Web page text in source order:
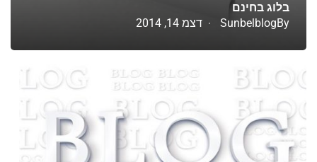
בלוג בחינם
By
Sunbelblog דצמ 14, 2014